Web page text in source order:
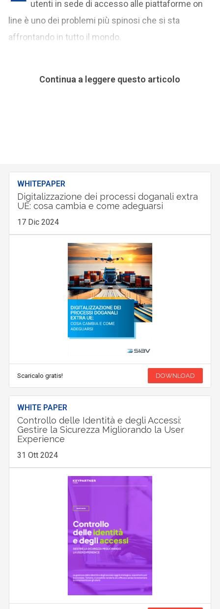
utenti in sede di accesso alle piattaforme on
line è uno dei problemi più spinosi che si sta
affrontando in tutto il mondo.
Continua a leggere questo articolo
WHITEPAPER
Digitalizzazione dei processi doganali extra
UE: cosa cambia e come adeguarsi
17 Dic 2024
Scaricalo gratis! DOWNLOAD
WHITE PAPER
Controllo delle Identità e degli Accessi:
Gestire la Sicurezza Migliorando la User
Experience
31 Ott 2024